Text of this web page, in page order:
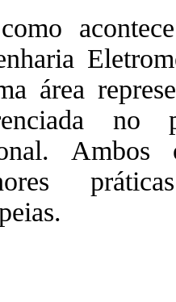
área
no
Ambos